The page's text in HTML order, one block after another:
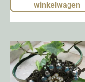
winkelwagen